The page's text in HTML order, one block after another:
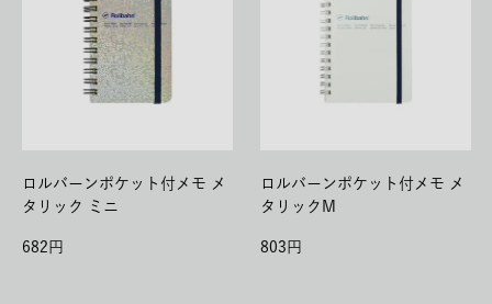
ロルバーンポケット付メモ メ
タリック ミニ
682
ロルバーンポケット付メモ メ
タリックM
803